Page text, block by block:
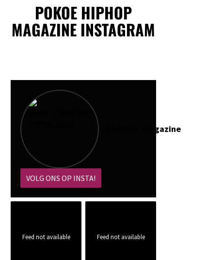
POKOE HIPHOP
MAGAZINE INSTAGRAM
pokoe_magazine
VOLG ONS OP INSTA!
Feed not available Feed not available